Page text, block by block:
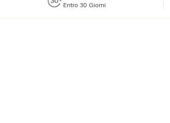
Entro 30 Giorni